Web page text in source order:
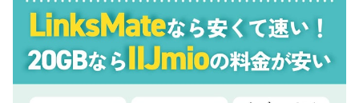
データSIMでLINEは使える？